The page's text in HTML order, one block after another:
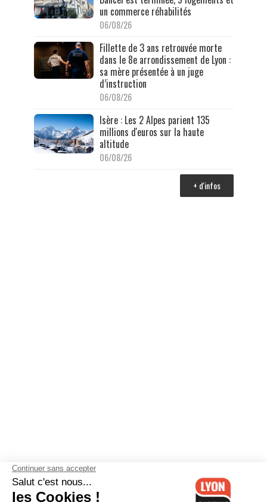
un commerce réhabilités
06/08/26
Fillette de 3 ans retrouvée morte
dans le 8e arrondissement de Lyon :
sa mère présentée à un juge
d’instruction
06/08/26
Isère : Les 2 Alpes parient 135
millions d'euros sur la haute
altitude
06/08/26
+ d'infos